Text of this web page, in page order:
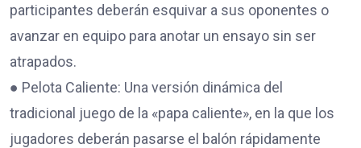
participantes deberán esquivar a sus oponentes o
avanzar en equipo para anotar un ensayo sin ser
atrapados.
● Pelota Caliente: Una versión dinámica del
tradicional juego de la «papa caliente», en la que los
jugadores deberán pasarse el balón rápidamente